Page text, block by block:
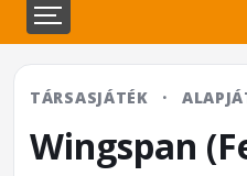
TÁRSASJÁTÉK ·
Wingspan